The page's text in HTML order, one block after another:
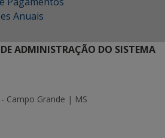
Anuais
ADMINISTRAÇÃO DO SISTEMA
Campo Grande | MS